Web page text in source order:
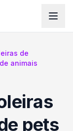
de
animais
pets